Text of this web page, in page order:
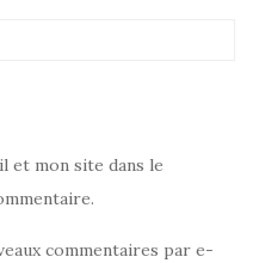
et mon site dans le
commentaires par e-